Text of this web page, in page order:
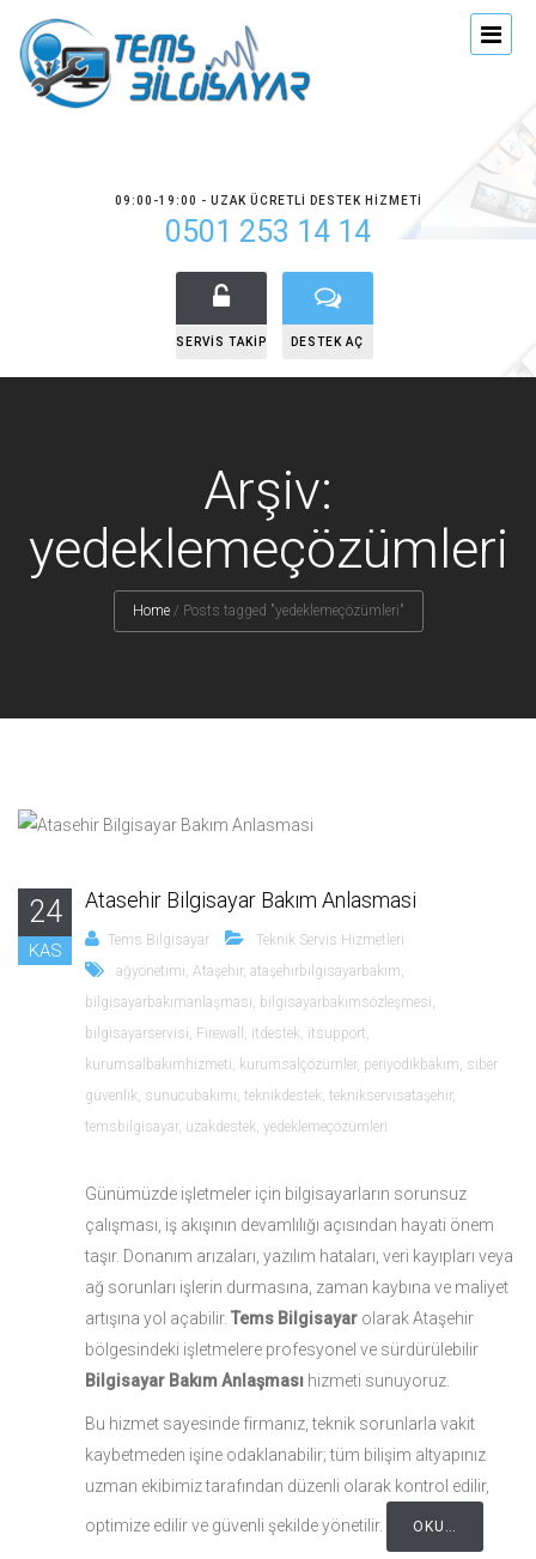
09:00-19:00 - UZAK ÜCRETLI DESTEK HIZMETI
0501 253 14 14
SERVIS TAKIP DESTEK AÇ
Arşiv:
yedeklemeçözümleri
Home / Posts tagged "yedeklemeçözümleri"
24
KAS
Atasehir Bilgisayar Bakım Anlasmasi
Tems Bilgisayar
Teknik Servis Hizmetleri
ağyönetimi, Ataşehir, ataşehirbilgisayarbakım,
bilgisayarbakımanlaşması, bilgisayarbakımsözleşmesi,
bilgisayarservisi, Firewall , itdestek, itsupport,
kurumsalbakımhizmeti, kurumsalçözümler, periyodikbakım, siber
güvenlik, sunucubakımı, teknikdestek, teknikservisataşehir,
temsbilgisayar, uzakdestek, yedeklemeçözümleri
Günümüzde işletmeler için bilgisayarların sorunsuz
çalışması, iş akışının devamlılığı açısından hayati önem
taşır. Donanım arızaları, yazılım hataları, veri kayıpları veya
ağ sorunları işlerin durmasına, zaman kaybına ve maliyet
artışına yol açabilir. Tems Bilgisayar olarak Ataşehir
bölgesindeki işletmelere profesyonel ve sürdürülebilir
Bilgisayar Bakım Anlaşması hizmeti sunuyoruz.
Bu hizmet sayesinde firmanız, teknik sorunlarla vakit
kaybetmeden işine odaklanabilir; tüm bilişim altyapınız
uzman ekibimiz tarafından düzenli olarak kontrol edilir,
optimize edilir ve güvenli şekilde yönetilir. OKU…